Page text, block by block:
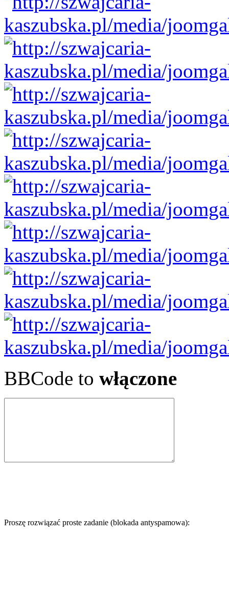
BBCode to włączone
Proszę rozwiązać proste zadanie (blokada antyspamowa):